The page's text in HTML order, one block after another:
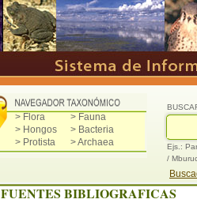
> Flora
> Fauna
> Hongos
> Bacteria
> Protista
> Archaea
Ejs.:
/
FUENTES BIBLIOGRAFICAS